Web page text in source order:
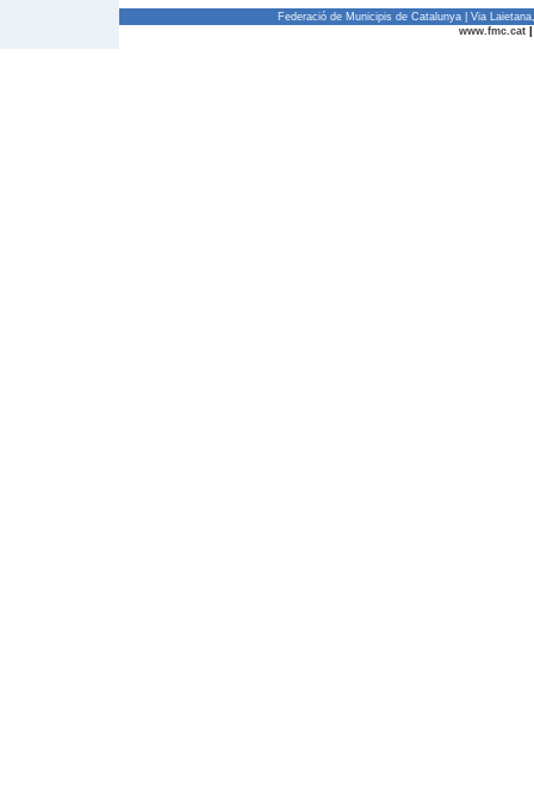
Federació de Municipis de Catalunya | Via
www.fmc.cat